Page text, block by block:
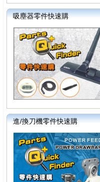
吸塵器零件快速購
進/換刀機零件快速購